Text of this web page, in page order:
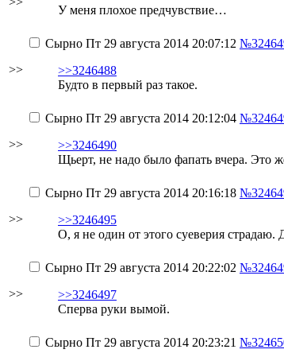
У меня плохое предчувствие…
>>
Сырно Пт 29 августа 2014 20:07:12
>>3246488
Будто в первый раз такое.
>>
Сырно Пт 29 августа 2014 20:12:04
>>3246490
Щьерт, не надо было фапать вчера. Это
>>
Сырно Пт 29 августа 2014 20:16:18
>>3246495
О, я не один от этого суеверия страдаю.
>>
Сырно Пт 29 августа 2014 20:22:02
>>3246497
Сперва руки вымой.
Сырно Пт 29 августа 2014 20:23:21